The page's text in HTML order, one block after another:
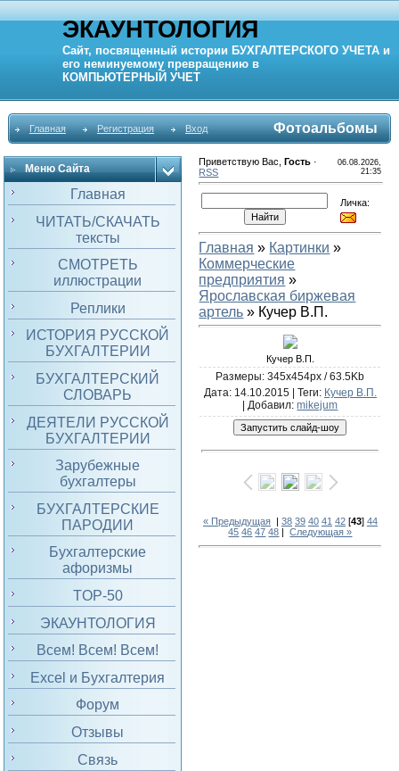
ЭКАУНТОЛОГИЯ
Сайт, посвященный истории БУХГАЛТЕРСКОГО УЧЕТА и
его неминуемому превращению в
КОМПЬЮТЕРНЫЙ УЧЕТ
Главная Регистрация Вход Фотоальбомы
Меню Сайта
Главная
ЧИТАТЬ/СКАЧАТЬ
тексты
СМОТРЕТЬ
иллюстрации
Реплики
ИСТОРИЯ РУССКОЙ
БУХГАЛТЕРИИ
БУХГАЛТЕРСКИЙ
СЛОВАРЬ
ДЕЯТЕЛИ РУССКОЙ
БУХГАЛТЕРИИ
Зарубежные
бухгалтеры
БУХГАЛТЕРСКИЕ
ПАРОДИИ
Бухгалтерские
афоризмы
TOP-50
ЭКАУНТОЛОГИЯ
Всем! Всем! Всем!
Excel и Бухгалтерия
Форум
Отзывы
Связь
Приветствую Вас ,Гость ·
RSS
06.08.2026,
21:35
Личка:
Главная » Картинки »
Коммерческие
предприятия »
Яроcлавская биржевая
артель » Кучер В.П.
Кучер В.П.
Размеры: 345x454px / 63.5Kb
Дата: 14.10.2015 | Теги: Кучер В.П.
|Добавил:mikejum
« Предыдущая| 38 39 40 41 42[43] 44
45 46 47 48 |Следующая »